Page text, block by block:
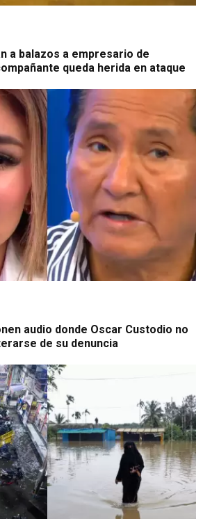
a balazos a empresario de
queda herida en ataque
audio donde Oscar Custodio no
de su denuncia